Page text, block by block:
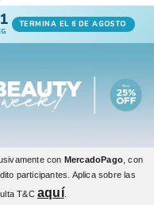
TERMINA EL 6 DE AGOSTO
con MercadoPago , con
participantes. Aplica sobre las
T&C aquí